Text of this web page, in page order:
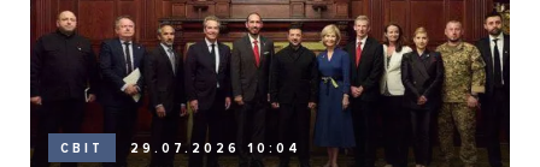
СВІТ 29.07.2026 10:04